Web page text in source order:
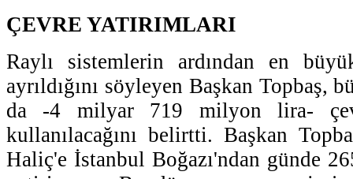
ÇEVRE YATIRIMLARI
Raylı sistemlerin ardından en
ayrıldığını söyleyen Başkan Topbaş,
da -4 milyar 719 milyon lira-
kullanılacağını belirtti. Başkan
Haliç'e İstanbul Boğazı'ndan günde